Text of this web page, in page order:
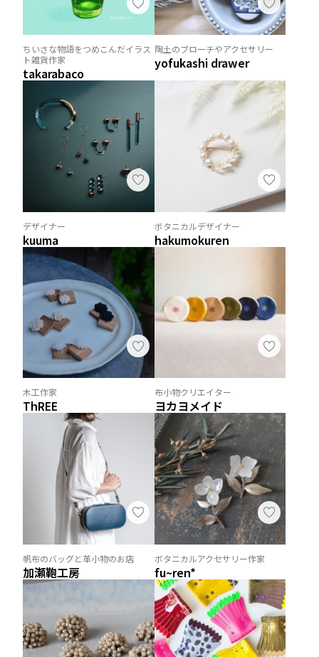
ちいさな物語をつめこんだイラス
ト雑貨作家
takarabaco
陶土のブローチやアクセサリー
yofukashi drawer
デザイナー
kuuma
ボタニカルデザイナー
hakumokuren
木工作家
ThREE
布小物クリエイター
ヨカヨメイド
帆布のバッグと革小物のお店
加瀬鞄工房
ボタニカルアクセサリー作家
fu~ren*